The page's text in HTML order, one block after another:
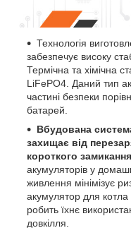
Технологія
забезпечує високу
Термічна та хімічна
LiFePO4. Даний тип
частині безпеки
батарей.
Вбудована
захищає від
короткого замикання
акумуляторів у
живлення мінімізує
акумулятор для котла
робить їхнє
довкілля.